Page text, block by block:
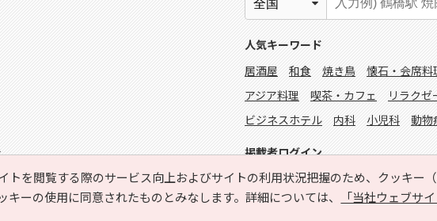
トを閲覧する際のサービス向上およびサイトの利用状況把握のため、クッキー
キーの使用に同意されたものとみなします。詳細については、
「当社ウェブサ
人気キーワード
居酒屋
和食 焼き鳥 懐石・会席料
アジア料理
喫茶・カフェ リラクゼ
ビジネスホテル
内科 小児科 動物
掲載者ログイン